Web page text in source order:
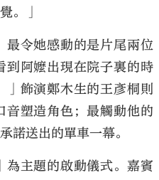
。」
最令她感動的是片尾兩位
到阿嬤出現在院子裏的時
」飾演鄭木生的王彥桐則
音塑造角色；最觸動他的
諾送出的單車一幕。
為主題的啟動儀式。嘉賓